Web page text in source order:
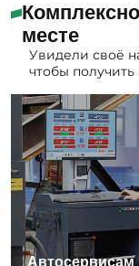
месте
Увидели своё
чтобы